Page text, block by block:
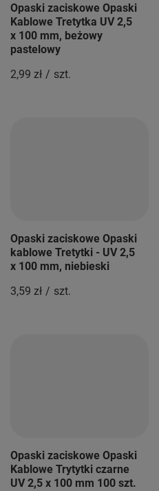
Opaski zaciskowe Opaski
Kablowe Tretytka UV 2,5
x 100 mm, beżowy
pastelowy
2,99 zł / szt.
Opaski zaciskowe Opaski
kablowe Tretytki - UV 2,5
x 100 mm, niebieski
3,59 zł / szt.
Opaski zaciskowe Opaski
Kablowe Trytytki czarne
UV 2,5 x 100 mm 100 szt.